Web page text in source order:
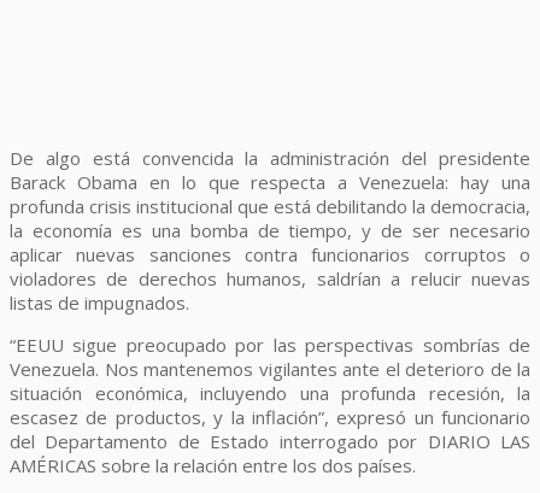
De algo está convencida la administración del presidente
Barack Obama en lo que respecta a Venezuela: hay una
profunda crisis institucional que está debilitando la democracia,
la economía es una bomba de tiempo, y de ser necesario
aplicar nuevas sanciones contra funcionarios corruptos o
violadores de derechos humanos, saldrían a relucir nuevas
listas de impugnados.
“EEUU sigue preocupado por las perspectivas sombrías de
Venezuela. Nos mantenemos vigilantes ante el deterioro de la
situación económica, incluyendo una profunda recesión, la
escasez de productos, y la inflación”, expresó un funcionario
del Departamento de Estado interrogado por DIARIO LAS
AMÉRICAS sobre la relación entre los dos países.